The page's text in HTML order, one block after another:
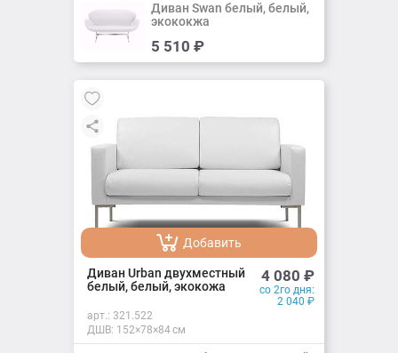
Добавить
Добавлено
Диван Swan белый, белый,
экококжа
5 510 ₽
Добавить
Добавлено
Диван Urban двухместный
белый, белый, экокожа
4 080 ₽
со 2го дня:
2 040 ₽
арт.: 321.522
ДШВ: 152×78×84 см